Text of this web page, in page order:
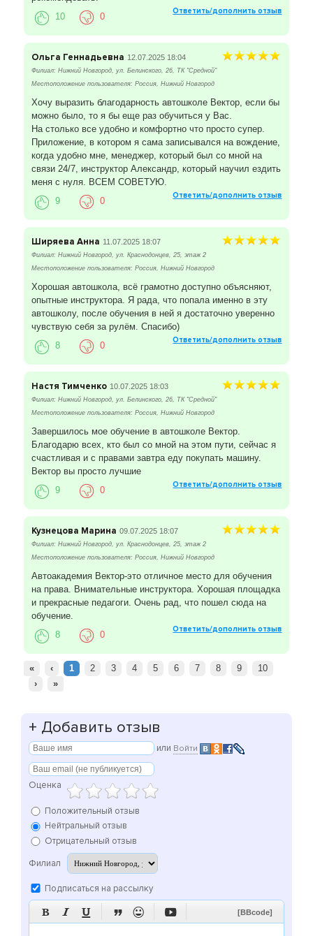
Ответить/дополнить отзыв
10 0
Ольга Геннадьевна 12.07.2025 18:04
Филиал: Нижний Новгород, ул. Белинского, 26, ТК "Средной"
Местоположение пользователя: Россия, Нижний Новгород
Хочу выразить благодарность автошколе Вектор, если бы
можно было, то я бы еще раз обучиться у Вас.
На столько все удобно и комфортно что просто супер.
Приложение, в котором я сама записывался на вождение,
когда удобно мне, менеджер, который был со мной на
связи 24/7, инструктор Александр, который научил ездить
меня с нуля. ВСЕМ СОВЕТУЮ.
Ответить/дополнить отзыв
9 0
Ширяева Анна 11.07.2025 18:07
Филиал: Нижний Новгород, ул. Краснодонцев, 25, этаж 2
Местоположение пользователя: Россия, Нижний Новгород
Хорошая автошкола, всё грамотно доступно объясняют,
опытные инструктора. Я рада, что попала именно в эту
автошколу, после обучения в ней я достаточно уверенно
чувствую себя за рулём. Спасибо)
Ответить/дополнить отзыв
8 0
Настя Тимченко 10.07.2025 18:03
Филиал: Нижний Новгород, ул. Белинского, 26, ТК "Средной"
Местоположение пользователя: Россия, Нижний Новгород
Завершилось мое обучение в автошколе Вектор.
Благодарю всех, кто был со мной на этом пути, сейчас я
счастливая и с правами завтра еду покупать машину.
Вектор вы просто лучшие
Ответить/дополнить отзыв
9 0
Кузнецова Марина 09.07.2025 18:07
Филиал: Нижний Новгород, ул. Краснодонцев, 25, этаж 2
Местоположение пользователя: Россия, Нижний Новгород
Автоакадемия Вектор-это отличное место для обучения
на права. Внимательные инструктора. Хорошая площадка
и прекрасные педагоги. Очень рад, что пошел сюда на
обучение.
Ответить/дополнить отзыв
8 0
« ‹ 1 2 3 4 5 6 7 8 9
10
›
»
+ Добавить отзыв
или Войти
Оценка
Положительный отзыв
Нейтральный отзыв
Отрицательный отзыв
Филиал
Подписаться на рассылку
      [BBcode]